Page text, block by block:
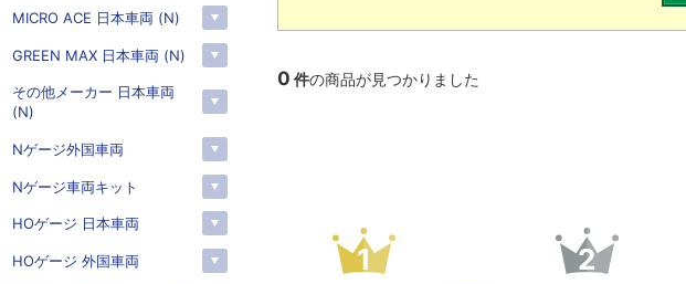
0 件の商品が見つかりました
3
MICRO ACE 日本車両 (N)
GREEN MAX 日本車両 (N)
その他メーカー 日本車両
(N)
Nゲージ外国車両
Nゲージ車両キット
HOゲージ 日本車両
HOゲージ 外国車両